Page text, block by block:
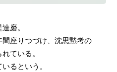
磨。
座りつづけ、沈思黙考の
ている。
るという。